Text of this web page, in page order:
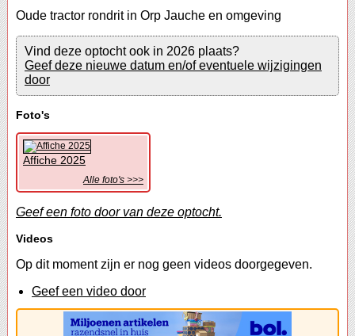
Oude tractor rondrit in Orp Jauche en omgeving
Vind deze optocht ook in 2026 plaats?
Geef deze nieuwe datum en/of eventuele wijzigingen
door
Foto's
Affiche 2025
Alle foto's >>>
Geef een foto door van deze optocht.
Videos
Op dit moment zijn er nog geen videos doorgegeven.
Geef een video door